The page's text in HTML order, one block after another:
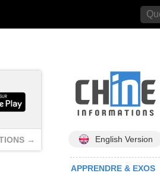
→ English Version
APPRENDRE & EXOS